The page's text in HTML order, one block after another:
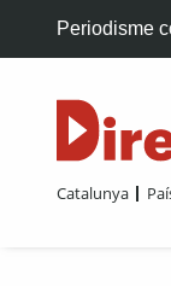
Periodisme
Catalunya